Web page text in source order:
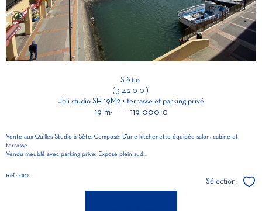
Sète
(34200)
Joli studio SH 19M2 + terrasse et parking privé
19 m² - 119 000 €
Vente aux Quilles Studio à Sète. Composé: D'une kitchenette équipée salon, cabine et
terrasse.
Vendu meublé avec parking privé. Exposé plein sud...
Réf : 4282
Sélection